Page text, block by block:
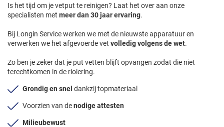
Is het tijd om je vetput te reinigen? Laat het over aan onze
specialisten met meer dan 30 jaar ervaring.
Bij Longin Service werken we met de nieuwste apparatuur en
verwerken we het afgevoerde vet volledigvolgens de wet.
Zo ben je zeker dat je put vetten blijft opvangen zodat die niet
terechtkomen in de riolering.
Grondig en snel dankzij topmateriaal
Voorzien van denodige attesten
Milieubewust